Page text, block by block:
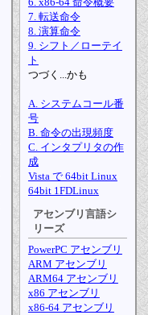
7. 転送命令
8. 演算命令
9. シフト／ローテイ
ト
つづく...かも
A. システムコール番
号
B. 命令の出現頻度
C. インタプリタの作
成
Vista で 64bit Linux
64bit 1FDLinux
アセンブリ言語シ
リーズ
PowerPC アセンブリ
ARM アセンブリ
ARM64 アセンブリ
x86 アセンブリ
x86-64 アセンブリ